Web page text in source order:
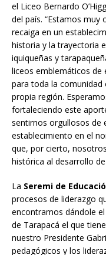
el Liceo Bernardo
del país. “Estamos
recaiga en un
historia y la trayectoria
iquiqueñas y
liceos emblemáticos de
para toda la comunidad
propia región.
fortaleciendo este
sentirnos orgullosos de
establecimiento en el
que, por cierto,
histórica al desarrollo
La Seremi de
procesos de liderazgo
encontramos dándole
de Tarapacá el que
nuestro Presidente
pedagógicos y los